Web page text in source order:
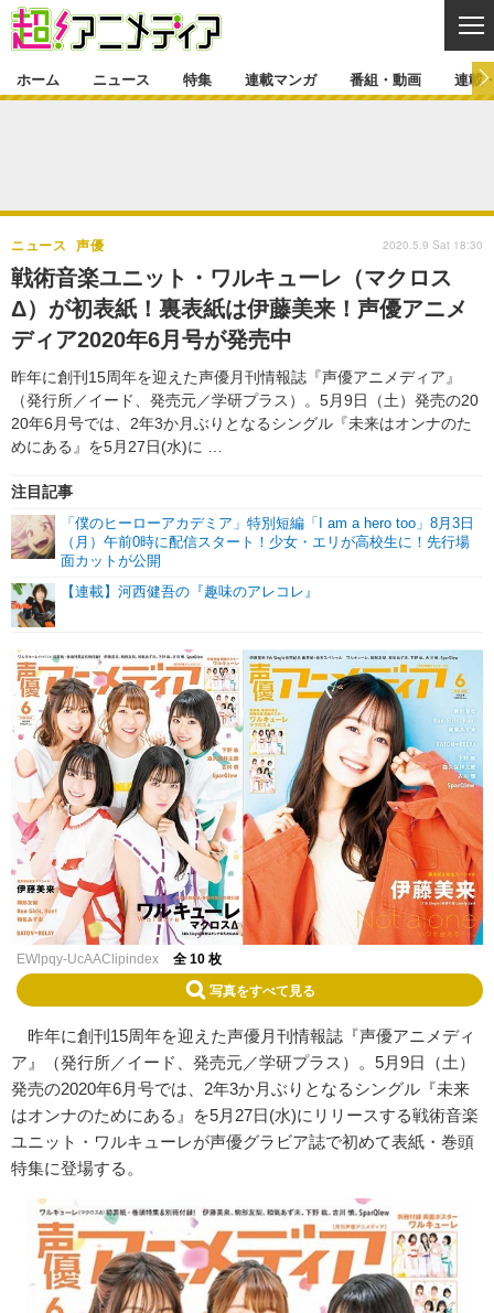
ゲーム・アプリ マンガ
グッズ イベント
声優
舞台 新帝スタ
特集一覧 カバー
ラキりす
連載マンガ
連載マンガ一覧
番組・動画
番組・動画一覧 ラジオ
動画
連載・ブログ
連載・ブログ一覧
編集部ブログ・お知らせ
ホーム ニュース 特集 連載マンガ 番組・動画 連載
戦術音楽ユニット・ワルキューレ（マクロス
Δ）が初表紙！裏表紙は伊藤美来！声優アニメ
ディア2020年6月号が発売中
昨年に創刊15周年を迎えた声優月刊情報誌『声優アニメディア』
（発行所／イード、発売元／学研プラス）。5月9日（土）発売の20
20年6月号では、2年3か月ぶりとなるシングル『未来はオンナのた
めにある』を5月27日(水)に …
ニュース 声優
注目記事
「僕のヒーローアカデミア」特別短編「I am a hero too」8月3日
（月）午前0時に配信スタート！少女・エリが高校生に！先行場
面カットが公開
【連載】河西健吾の『趣味のアレコレ』
2020.5.9 Sat 18:30
EWlpqy-UcAAClipindex 全 10 枚
写真をすべて見る
昨年に創刊15周年を迎えた声優月刊情報誌『声優アニメディ
ア』（発行所／イード、発売元／学研プラス）。5月9日（土）
発売の2020年6月号では、2年3か月ぶりとなるシングル『未来
はオンナのためにある』を5月27日(水)にリリースする戦術音楽
ユニット・ワルキューレが声優グラビア誌で初めて表紙・巻頭
特集に登場する。